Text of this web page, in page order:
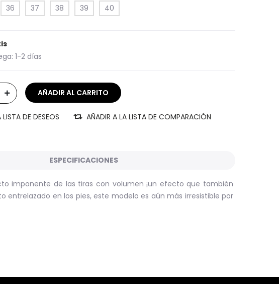
36 37 38 39 40
1-2 días
DE DESEOS AÑADIR A LA LISTA DE COMPARACIÓN
ESPECIFICACIONES
imponente de las tiras con volumen ¡un efecto que también
en los pies, este modelo es aún más irresistible por